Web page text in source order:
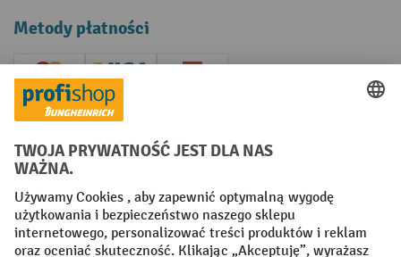
Metody płatności
Creditcard (Master)Creditcard (Visa)
Factura Przedpłata
Sieci społecznościowe
Facebook
YouTube
LinkedIn
Instagram